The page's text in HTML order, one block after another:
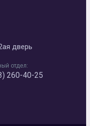
дверь
отдел:
260-40-25